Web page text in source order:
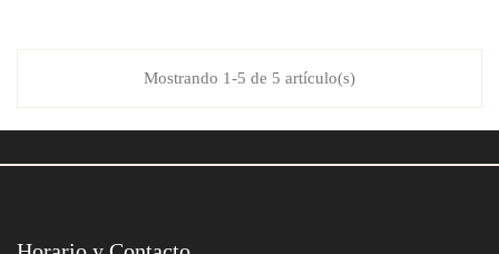
Mostrando 1-5 de 5 artículo(s)